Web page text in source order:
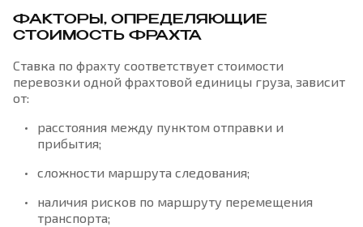
ФАКТОРЫ, ОПРЕДЕЛЯЮЩИЕ
СТОИМОСТЬ ФРАХТА
Ставка по фрахту соответствует стоимости
перевозки одной фрахтовой единицы груза, зависит
от:
расстояния между пунктом отправки и
прибытия;
сложности маршрута следования;
наличия рисков по маршруту перемещения
транспорта;